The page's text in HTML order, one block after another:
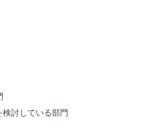
検討している部門